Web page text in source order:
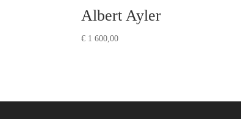
Albert Ayler
€1 600,00